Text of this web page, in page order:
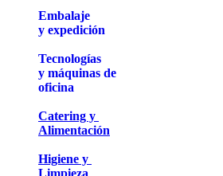
Embalaje
y expedición
Tecnologías
y máquinas de
oficina
Catering y
Alimentación
Higiene y
Limpieza